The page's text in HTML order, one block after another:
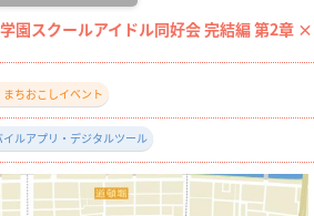
園スクールアイドル同好会 完結編 第2章 ×
ちおこしイベント
ルアプリ・デジタルツール